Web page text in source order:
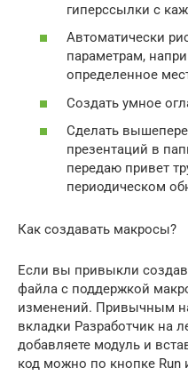
гиперссылки с
Автоматически
параметрам,
определенное
Создать умное
Сделать
презентаций в
передаю привет
периодическом
Как создавать макросы?
Если вы привыкли
файла с поддержкой
изменений. Привычным
вкладки Разработчик на
добавляете модуль и
код можно по кнопке Run